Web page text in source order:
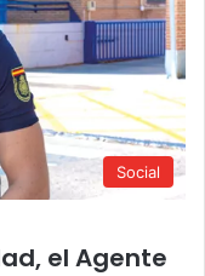
Social
el Agente